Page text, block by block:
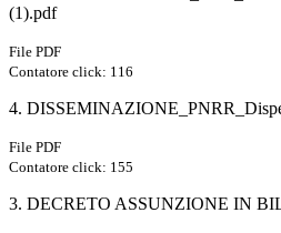
(1).pdf
File PDF
Contatore click: 116
4.
File PDF
Contatore click: 155
3. DECRETO ASSUNZIONE IN